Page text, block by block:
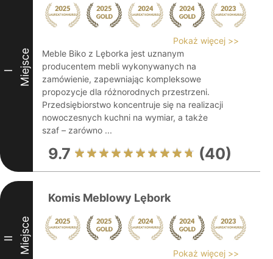
I Miejsce
Pokaż więcej >>
Meble Biko z Lęborka jest uznanym
producentem mebli wykonywanych na
zamówienie, zapewniając kompleksowe
propozycje dla różnorodnych przestrzeni.
Przedsiębiorstwo koncentruje się na realizacji
nowoczesnych kuchni na wymiar, a także
szaf – zarówno ...
9.7 (40)
II Miejsce
Komis Meblowy Lębork
Pokaż więcej >>